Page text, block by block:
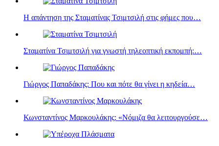
Η απάντηση της Σταματίνας Τσιμτσιλή στις φήμες που…
Σταματίνα Τσιμτσιλή για γνωστή τηλεοπτική εκπομπή:…
Γιώργος Παπαδάκης: Που και πότε θα γίνει η κηδεία…
Κωνσταντίνος Μαρκουλάκης: «Νόμιζα θα λειτουργούσε…